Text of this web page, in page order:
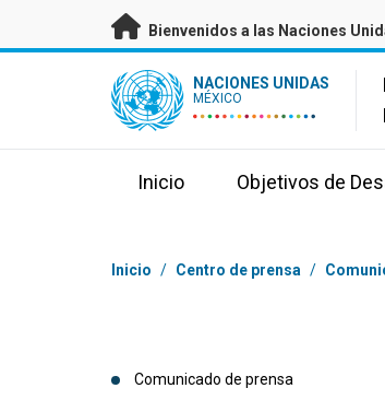
Saltar a contenido principal
Bienvenidos a las Naciones
UN Logo NACIONES UNIDAS
MÉXICO
Inicio Objetivos de
Coordenadas dentro de la ruta de
Inicio / Centro de prensa /
Comunicado de prensa